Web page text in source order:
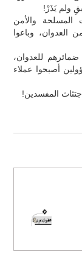
ولم يَذَرْ!
والأمن
العدوان، وباعوا
ضمائرهم للعدوان،
أصبحوا عملاء
المفسدين!